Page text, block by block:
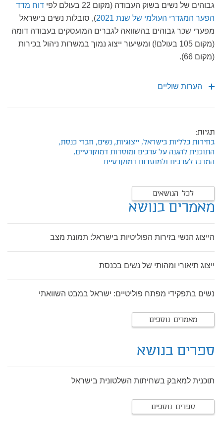
גבוהים של נשים בשוק העבודה (מקום 22 בעולם לפי
דוח מדד
הפער המגדרי העולמי של שנת 2021
), סובלות נשים בישראל
מפערי שכר גבוהים בהשוואה לגברים המועסקים בעבודה דומה
(מקום 105 בעולם!) ומשיעור ייצוג נמוך במשרות ניהול בכירות
(מקום 66).
הערות שוליים
תגיות:
בחירות כלליות בישראל, ייצוגיות, נשים, חברי כנסת,
התוכנית להגנה על ערכים ומוסדות דמוקרטיים,
המרכז לערכים ולמוסדות דמוקרטיים
לכל הנושאים
מאמרים בנושא
הייצוג הנשי בזירות הפוליטיות בישראל: תמונת מצב
ייצוג תיאורי ומהותי של נשים בכנסת
נשים בתפקידי מפתח פוליטיים: ישראל במבט השוואתי
מאמרים נוספים
ספרים בנושא
תוכנית למאבק בשחיתות השלטונית בישראל
ספרים נוספים